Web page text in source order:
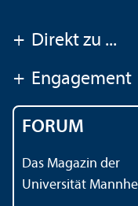
+ Direkt zu ...
+ Engagement
FORUM
Das Magazin der
Universität